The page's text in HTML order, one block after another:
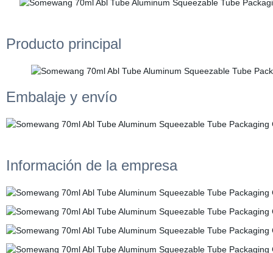
Producto principal
Embalaje y envío
Información de la empresa